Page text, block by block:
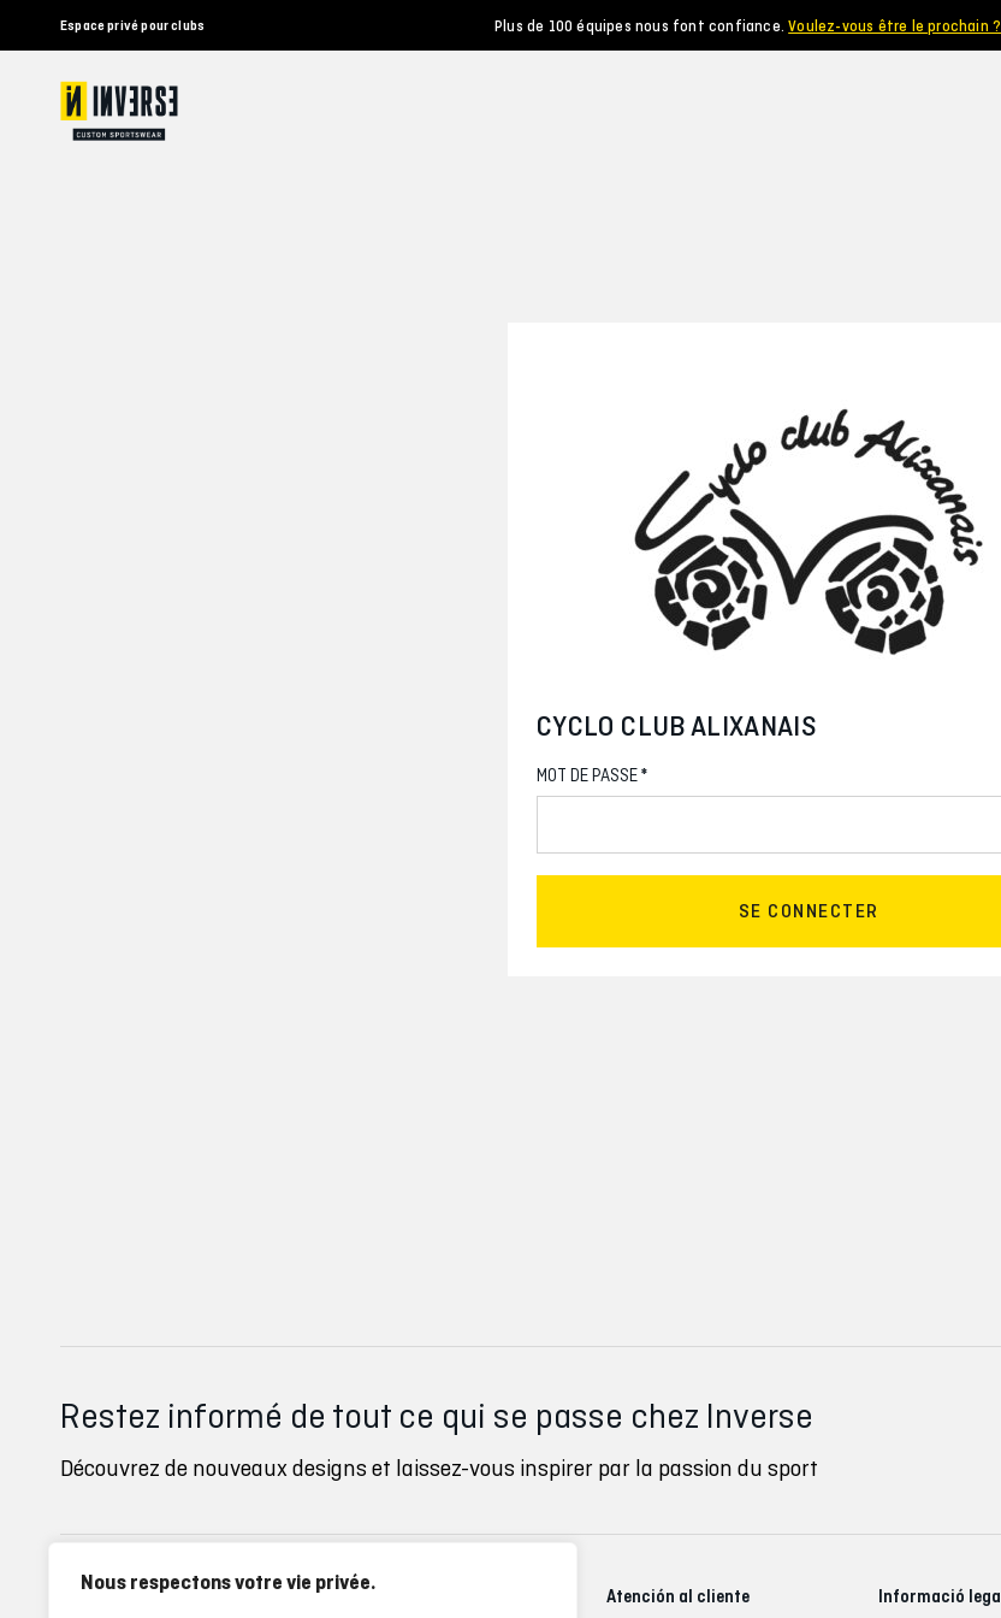
Nous respectons votre vie privée.
Espace privé pour clubs Plus de 100 équipes nous font confiance.Voulez-vous être le prochain ?
CYCLO CLUB ALIXANAIS
MOT DE PASSE*
SE CONNECTER
Restez informé de tout ce qui se passe chez Inverse
Découvrez de nouveaux designs et laissez-vous inspirer par la passion du sport
Inverse clubs Atención al cliente Informació legal